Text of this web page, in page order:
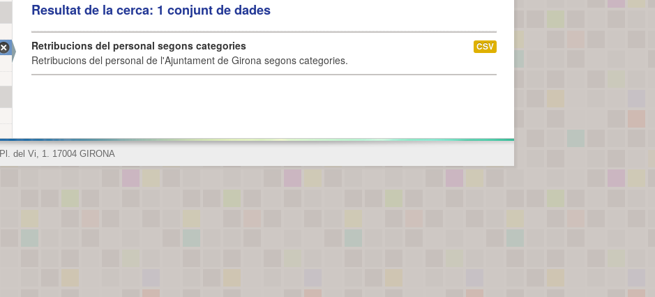
Resultat de la cerca: 1 conjunt de dades
Retribucions del personal segons categories
Retribucions del personal de l'Ajuntament de Girona segons categories.
CSV
Pl. del Vi, 1. 17004 GIRONA